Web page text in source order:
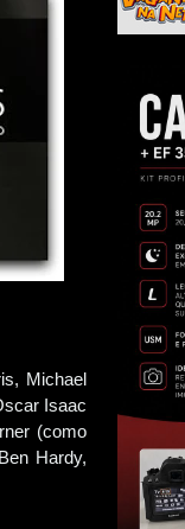
Michael
Isaac
(como
Hardy,